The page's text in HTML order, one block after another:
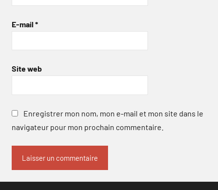
E-mail *
Site web
Enregistrer mon nom, mon e-mail et mon site dans le
navigateur pour mon prochain commentaire.